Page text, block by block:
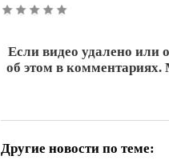
Если видео удалено или
об этом в комментариях.
Другие новости по теме: